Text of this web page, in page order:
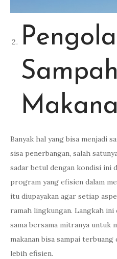
Banyak hal yang bisa menjadi
sisa penerbangan, salah
sadar betul dengan kondisi ini
program yang efisien dalam
itu diupayakan agar setiap
ramah lingkungan. Langkah
sama bersama mitranya untuk
makanan bisa sampai
lebih efisien.